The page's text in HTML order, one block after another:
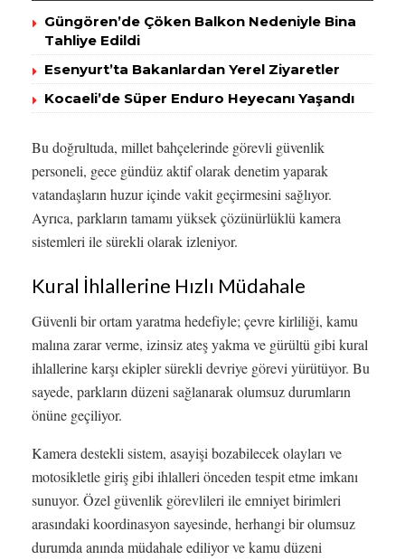
Güngören’de Çöken Balkon Nedeniyle Bina
Tahliye Edildi
Esenyurt’ta Bakanlardan Yerel Ziyaretler
Kocaeli’de Süper Enduro Heyecanı Yaşandı
Bu doğrultuda, millet bahçelerinde görevli güvenlik
personeli, gece gündüz aktif olarak denetim yaparak
vatandaşların huzur içinde vakit geçirmesini sağlıyor.
Ayrıca, parkların tamamı yüksek çözünürlüklü kamera
sistemleri ile sürekli olarak izleniyor.
Kural İhlallerine Hızlı Müdahale
Güvenli bir ortam yaratma hedefiyle; çevre kirliliği, kamu
malına zarar verme, izinsiz ateş yakma ve gürültü gibi kural
ihlallerine karşı ekipler sürekli devriye görevi yürütüyor. Bu
sayede, parkların düzeni sağlanarak olumsuz durumların
önüne geçiliyor.
Kamera destekli sistem, asayişi bozabilecek olayları ve
motosikletle giriş gibi ihlalleri önceden tespit etme imkanı
sunuyor. Özel güvenlik görevlileri ile emniyet birimleri
arasındaki koordinasyon sayesinde, herhangi bir olumsuz
durumda anında müdahale ediliyor ve kamu düzeni